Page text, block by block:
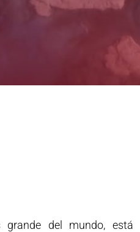
grande del mundo, está